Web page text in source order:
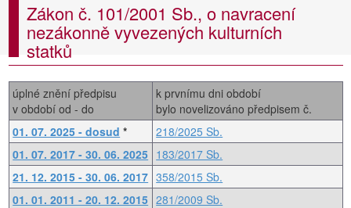
Zákon č. 101/2001 Sb., o navracení
nezákonně vyvezených kulturních
statků
úplné znění předpisu
v období od - do
k prvnímu dni období
bylo novelizováno předpisem č.
01. 07. 2025 - dosud *
218/2025 Sb.
01. 07. 2017 - 30. 06. 2025 183/2017 Sb.
21. 12. 2015 - 30. 06. 2017 358/2015 Sb.
01. 01. 2011 - 20. 12. 2015 281/2009 Sb.